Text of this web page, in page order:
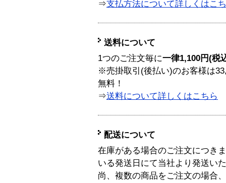
⇒支払方法について詳しくはこ
送料について
1つのご注文毎に一律1,100円(税
※売掛取引(後払い)のお客様は
無料！
⇒送料について詳しくはこちら
配送について
在庫がある場合のご注文につき
いる発送日にて当社より発送い
尚、複数の商品をご注文の場合